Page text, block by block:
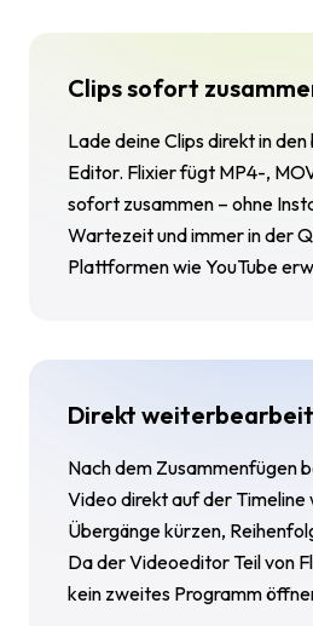
Clips sofort
Lade deine Clips direkt in
Editor. Flixier fügt MP4-,
sofort zusammen – ohne
Wartezeit und immer in der
Plattformen wie YouTube
Direkt
Nach dem Zusammenfügen
Video direkt auf der Timeline
Übergänge kürzen,
Da der Videoeditor Teil von
kein zweites Programm